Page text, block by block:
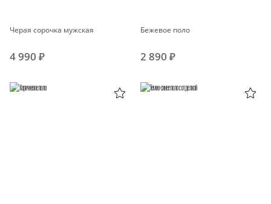
Черая сорочка мужская
4 990 ₽
Бежевое поло
2 890 ₽